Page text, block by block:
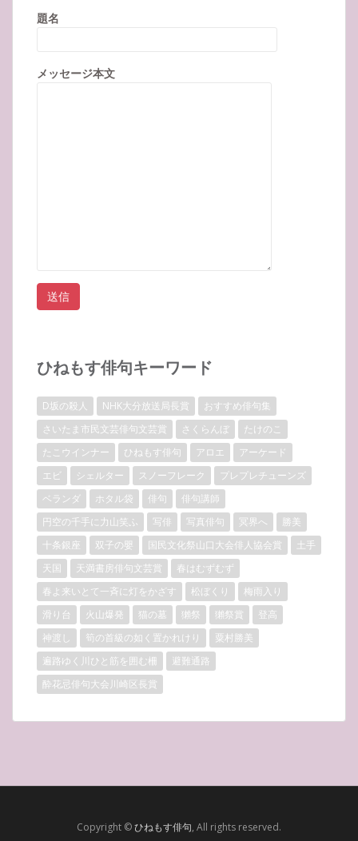
題名
メッセージ本文
ひねもす俳句キーワード
D坂の殺人 NHK大分放送局長賞
おすすめ俳句集
さいたま市民文芸俳句文芸賞
さくらんぼ
たけのこ
たこウインナー
ひねもす俳句 アロエ
アーケード
エビ
シェルター スノーフレーク
プレプレチューンズ
ベランダ
ホタル袋 俳句
俳句講師
円空の千手に力山笑ふ
写俳 写真俳句 冥界へ
勝美
十条銀座
双子の嬰 国民文化祭山口大会俳人協会賞
土手
天国
天満書房俳句文芸賞
春はむずむず
春よ来いとて一斉に灯をかざす
松ぼくり
梅雨入り
滑り台
火山爆発 猫の墓 獺祭 獺祭賞
登高
神渡し
筍の首級の如く置かれけり
粟村勝美
遍路ゆく川ひと筋を囲む柵
避難通路
酔花忌俳句大会川崎区長賞
Copyright ©ひねもす俳句, All rights reserved.